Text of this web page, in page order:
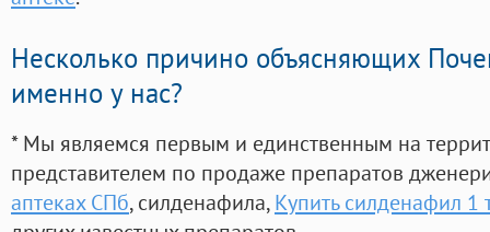
Несколько причино объясняющих
именно у нас?
* Мы являемся первым и единственным на
представителем по продаже препаратов
аптеках СПб, силденафила, Купить силденафил 1